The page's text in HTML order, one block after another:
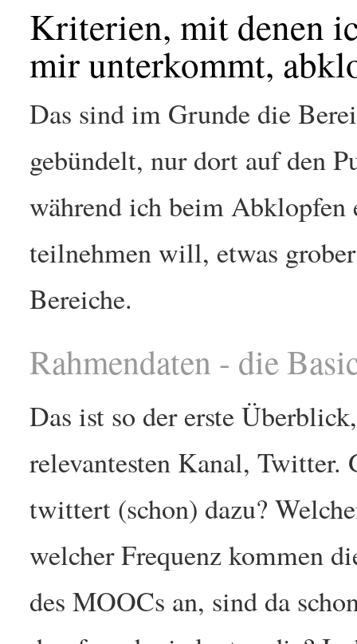
Kriterien, mit denen
mir unterkommt,
Das sind im Grunde die
gebündelt, nur dort auf den
während ich beim
teilnehmen will, etwas
Bereiche.
Rahmendaten - die
Das ist so der erste
relevantesten Kanal, Twitter.
twittert (schon) dazu?
welcher Frequenz kommen
des MOOCs an, sind da